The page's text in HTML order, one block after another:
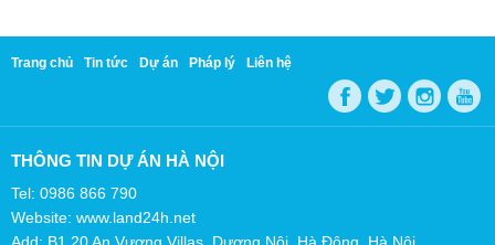
Trang chủ Tin tức Dự án Pháp lý Liên hệ
THÔNG TIN DỰ ÁN HÀ NỘI
Tel: 0986 866 790
Website: www.land24h.net